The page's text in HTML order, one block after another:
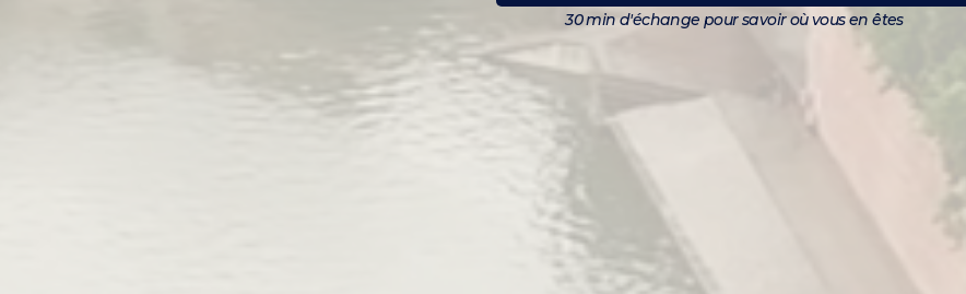
30 min d'échange pour savoir où vous en êtes